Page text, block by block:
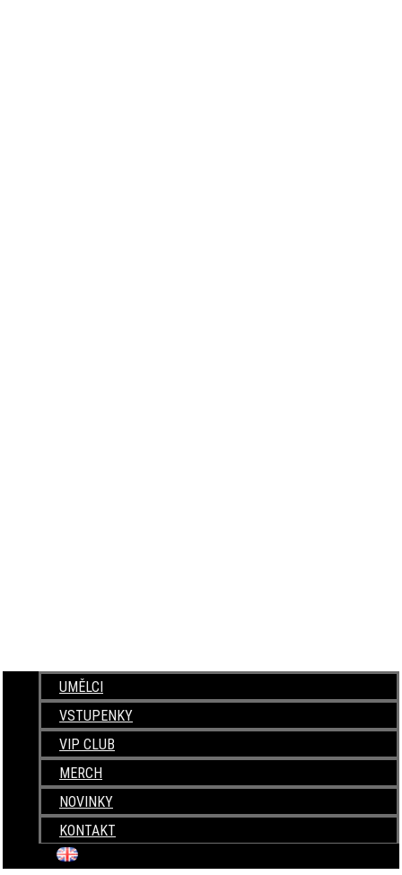
UMĚLCI
VSTUPENKY
VIP CLUB
MERCH
NOVINKY
KONTAKT